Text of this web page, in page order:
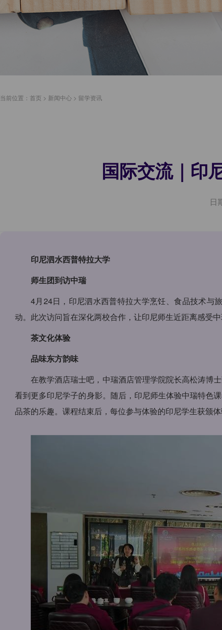
当前位置： 首页 > 新闻中心 > 留学资讯
国际交流｜印
日
印尼泗水西普特拉大学
师生团到访中瑞
4月24日，印尼泗水西普特拉大学烹饪、食品技术与
动。此次访问旨在深化两校合作，让印尼师生近距离感受
茶文化体验
品味东方韵味
在教学酒店瑞士吧，中瑞酒店管理学院院长高松涛博
看到更多印尼学子的身影。随后，印尼师生体验中瑞特色
品茶的乐趣。课程结束后，每位参与体验的印尼学生获颁